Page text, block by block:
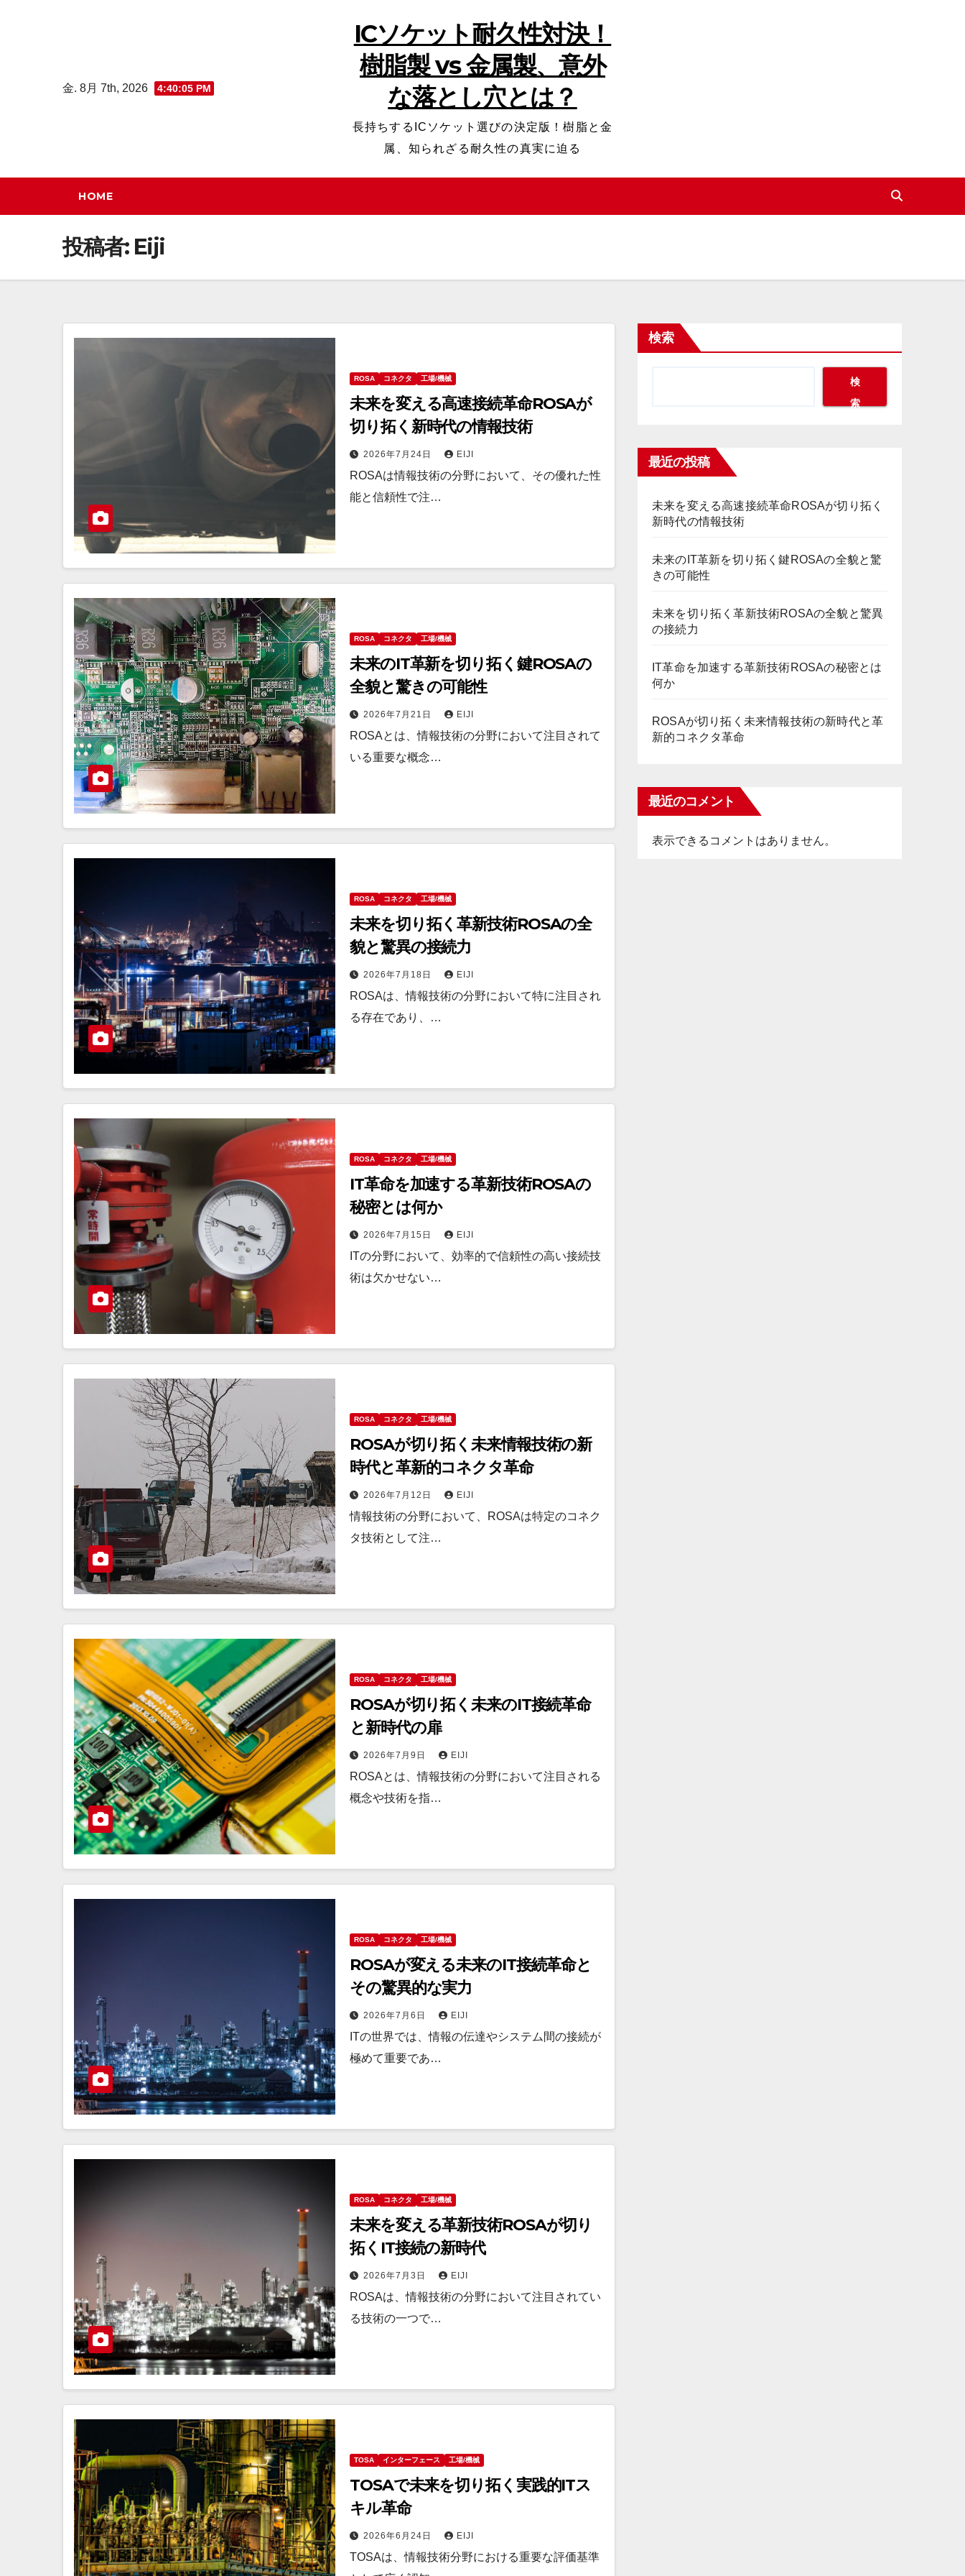
金. 8月 7th, 2026 4:40:07 PM
ICソケット耐久性対決！
樹脂製 vs 金属製、意外
な落とし穴とは？
長持ちするICソケット選びの決定版！樹脂と金
属、知られざる耐久性の真実に迫る
HOME
投稿者: Eiji
ROSA コネクタ 工場/機械
未来を変える高速接続革命ROSAが
切り拓く新時代の情報技術
2026年7月24日 EIJI
ROSAは情報技術の分野において、その優れた性
能と信頼性で注…
ROSA コネクタ 工場/機械
未来のIT革新を切り拓く鍵ROSAの
全貌と驚きの可能性
2026年7月21日 EIJI
ROSAとは、情報技術の分野において注目されて
いる重要な概念…
ROSA コネクタ 工場/機械
未来を切り拓く革新技術ROSAの全
貌と驚異の接続力
2026年7月18日 EIJI
ROSAは、情報技術の分野において特に注目され
る存在であり、…
ROSA コネクタ 工場/機械
IT革命を加速する革新技術ROSAの
秘密とは何か
2026年7月15日 EIJI
ITの分野において、効率的で信頼性の高い接続技
術は欠かせない…
ROSA コネクタ 工場/機械
ROSAが切り拓く未来情報技術の新
時代と革新的コネクタ革命
2026年7月12日 EIJI
情報技術の分野において、ROSAは特定のコネク
タ技術として注…
ROSA コネクタ 工場/機械
ROSAが切り拓く未来のIT接続革命
と新時代の扉
2026年7月9日 EIJI
ROSAとは、情報技術の分野において注目される
概念や技術を指…
ROSA コネクタ 工場/機械
ROSAが変える未来のIT接続革命と
その驚異的な実力
2026年7月6日 EIJI
ITの世界では、情報の伝達やシステム間の接続が
極めて重要であ…
ROSA コネクタ 工場/機械
未来を変える革新技術ROSAが切り
拓くIT接続の新時代
2026年7月3日 EIJI
ROSAは、情報技術の分野において注目されてい
る技術の一つで…
TOSA インターフェース 工場/機械
TOSAで未来を切り拓く実践的ITス
キル革命
2026年6月24日 EIJI
TOSAは、情報技術分野における重要な評価基準
検索
検
索
最近の投稿
未来を変える高速接続革命ROSAが切り拓く
新時代の情報技術
未来のIT革新を切り拓く鍵ROSAの全貌と驚
きの可能性
未来を切り拓く革新技術ROSAの全貌と驚異
の接続力
IT革命を加速する革新技術ROSAの秘密とは
何か
ROSAが切り拓く未来情報技術の新時代と革
新的コネクタ革命
最近のコメント
表示できるコメントはありません。